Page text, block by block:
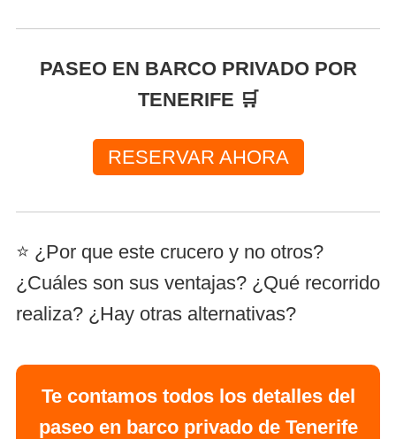
PASEO EN BARCO PRIVADO POR
TENERIFE 🛒
RESERVAR AHORA
⭐ ¿Por que este crucero y no otros?
¿Cuáles son sus ventajas? ¿Qué recorrido
realiza? ¿Hay otras alternativas?
Te contamos todos los detalles del
paseo en barco privado de Tenerife